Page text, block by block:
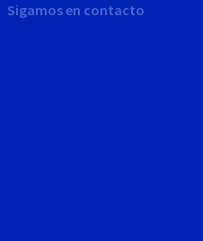
Sigamos en contacto